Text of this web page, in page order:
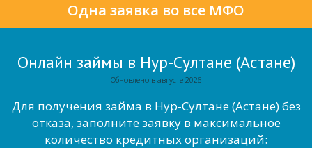
Одна заявка во все МФО
Онлайн займы в Нур-Султане (Астане)
Обновлено в августе 2026
Для получения займа в Нур-Султане (Астане) без
отказа, заполните заявку в максимальное
количество кредитных организаций: